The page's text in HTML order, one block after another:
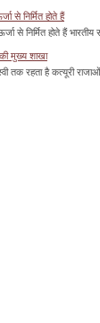
से निर्मित होते हैं
से निर्मित होते हैं
मुख्य शाखा
तक रहता है कत्यूरी